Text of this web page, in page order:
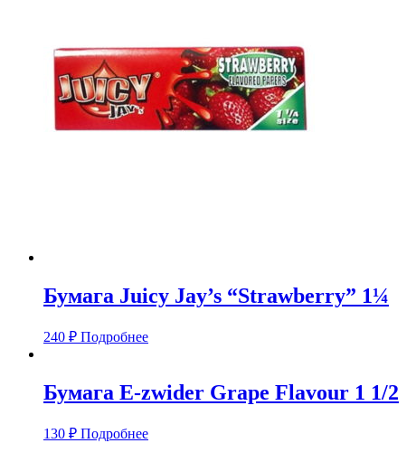
Бумага Juicy Jay’s “Strawberry” 1¼
240 ₽ Подробнее
Бумага E-zwider Grape Flavour 1 1/2
130 ₽ Подробнее